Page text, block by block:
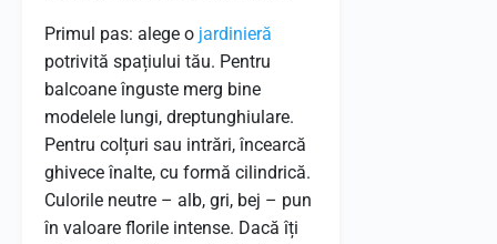
Primul pas: alege o jardinieră
potrivită spațiului tău. Pentru
balcoane înguste merg bine
modelele lungi, dreptunghiulare.
Pentru colțuri sau intrări, încearcă
ghivece înalte, cu formă cilindrică.
Culorile neutre – alb, gri, bej – pun
în valoare florile intense. Dacă îți